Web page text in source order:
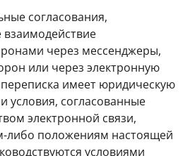
согласования,
через мессенджеры,
или через электронную
имеет юридическую
условия, согласованные
электронной связи,
либо положениям настоящей
условиями